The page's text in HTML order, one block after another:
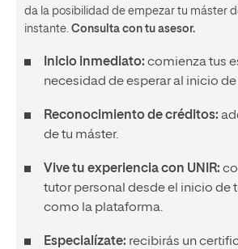
da la posibilidad de empezar tu máster
instante. Consulta con tu asesor.
Inicio inmediato: comienza tus
necesidad de esperar al inicio
Reconocimiento de créditos:
de tu máster.
Vive tu experiencia con UNIR:
tutor personal desde el inicio de
como la plataforma.
Especialízate: recibirás un